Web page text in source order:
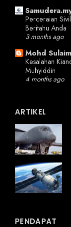
Perceraian
Beritahu Anda
3 months ago
Mohd
Kesalahan
Muhyiddin
4 months ago
ARTIKEL
PENDAPAT